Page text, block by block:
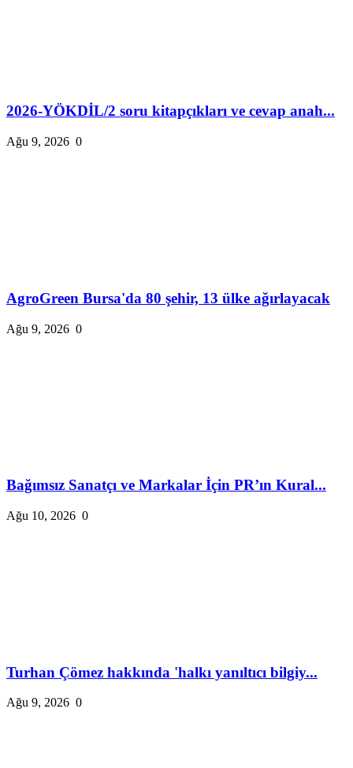
2026-YÖKDİL/2 soru kitapçıkları ve cevap anah...
Ağu 9, 2026 0
AgroGreen Bursa'da 80 şehir, 13 ülke ağırlayacak
Ağu 9, 2026 0
Bağımsız Sanatçı ve Markalar İçin PR’ın Kural...
Ağu 10, 2026 0
Turhan Çömez hakkında 'halkı yanıltıcı bilgiy...
Ağu 9, 2026 0